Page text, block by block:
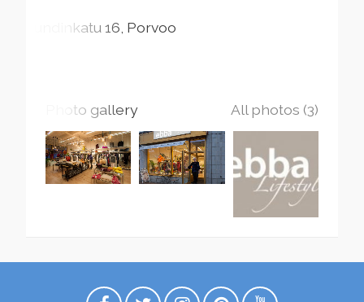
Lundinkatu16 Porvoo
Photo gallery All photos (3)